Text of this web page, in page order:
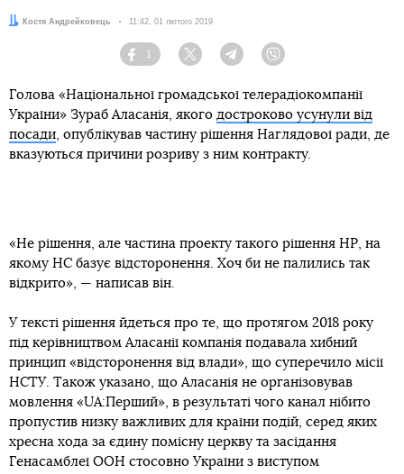
Автор:Костя Андрейковець Дата:
11:42, 01 лютого 2019
Facebook
1
Twitter TelegramViber
Голова «Національної громадської телерадіокомпанії
України» Зураб Аласанія, якого достроково усунули від
посади, опублікував частину рішення Наглядової ради, де
вказуються причини розриву з ним контракту.
«Не рішення, але частина проекту такого рішення НР, на
якому НС базує відсторонення. Хоч би не палились так
відкрито», — написав він.
У тексті рішення йдеться про те, що протягом 2018 року
під керівництвом Аласанії компанія подавала хибний
принцип «відсторонення від влади», що суперечило місії
НСТУ. Також указано, що Аласанія не організовував
мовлення «UA:Перший», в результаті чого канал нібито
пропустив низку важливих для країни подій, серед яких
хресна хода за єдину помісну церкву та засідання
Генасамблеї ООН стосовно України з виступом